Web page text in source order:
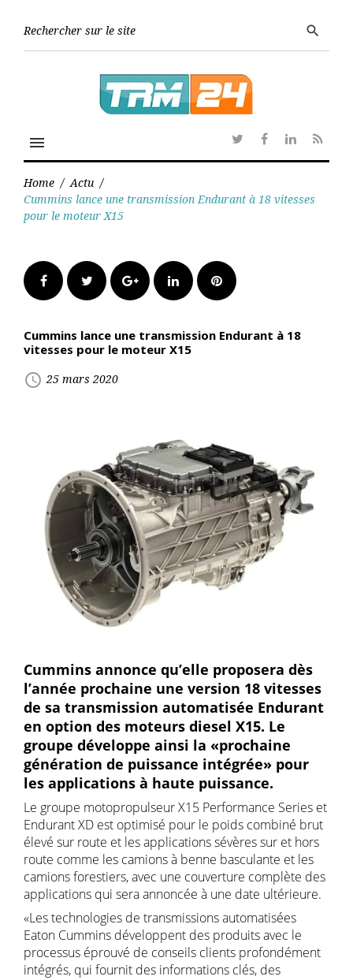
search
menu
TwitterFacebook
Linkedin
RSS
Home / Actu /
Cummins lance une transmission Endurant à 18 vitesses
pour le moteur X15
FacebookTwitter Google+LinkedInPinterest
Cummins lance une transmission Endurant à 18
vitesses pour le moteur X15
access_time 25 mars 2020
Cummins annonce qu’elle proposera dès
l’année prochaine une version 18 vitesses
de sa transmission automatisée Endurant
en option des moteurs diesel X15. Le
groupe développe ainsi la «prochaine
génération de puissance intégrée» pour
les applications à haute puissance.
Le groupe motopropulseur X15 Performance Series et
Endurant XD est optimisé pour le poids combiné brut
élevé sur route et les applications sévères sur et hors
route comme les camions à benne basculante et les
camions forestiers, avec une couverture complète des
applications qui sera annoncée à une date ultérieure.
«Les technologies de transmissions automatisées
Eaton Cummins développent des produits avec le
processus éprouvé de conseils clients profondément
intégrés, qui fournit des informations clés, des